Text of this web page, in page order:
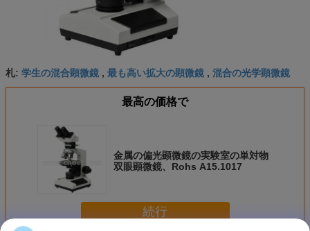
札: 学生の混合顕微鏡 , 最も高い拡大の顕微鏡 , 混合の光学顕微鏡
最高の価格で
金属の偏光顕微鏡の実験室の単対物
双眼顕微鏡、Rohs A15.1017
続行